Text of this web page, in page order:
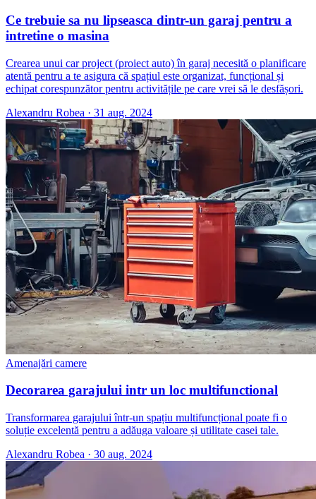
Ce trebuie sa nu lipseasca dintr-un garaj pentru a
intretine o masina
Crearea unui car project (proiect auto) în garaj necesită o planificare
atentă pentru a te asigura că spațiul este organizat, funcțional și
echipat corespunzător pentru activitățile pe care vrei să le desfășori.
Alexandru Robea · 31 aug. 2024
Amenajări camere
Decorarea garajului intr un loc multifunctional
Transformarea garajului într-un spațiu multifuncțional poate fi o
soluție excelentă pentru a adăuga valoare și utilitate casei tale.
Alexandru Robea · 30 aug. 2024